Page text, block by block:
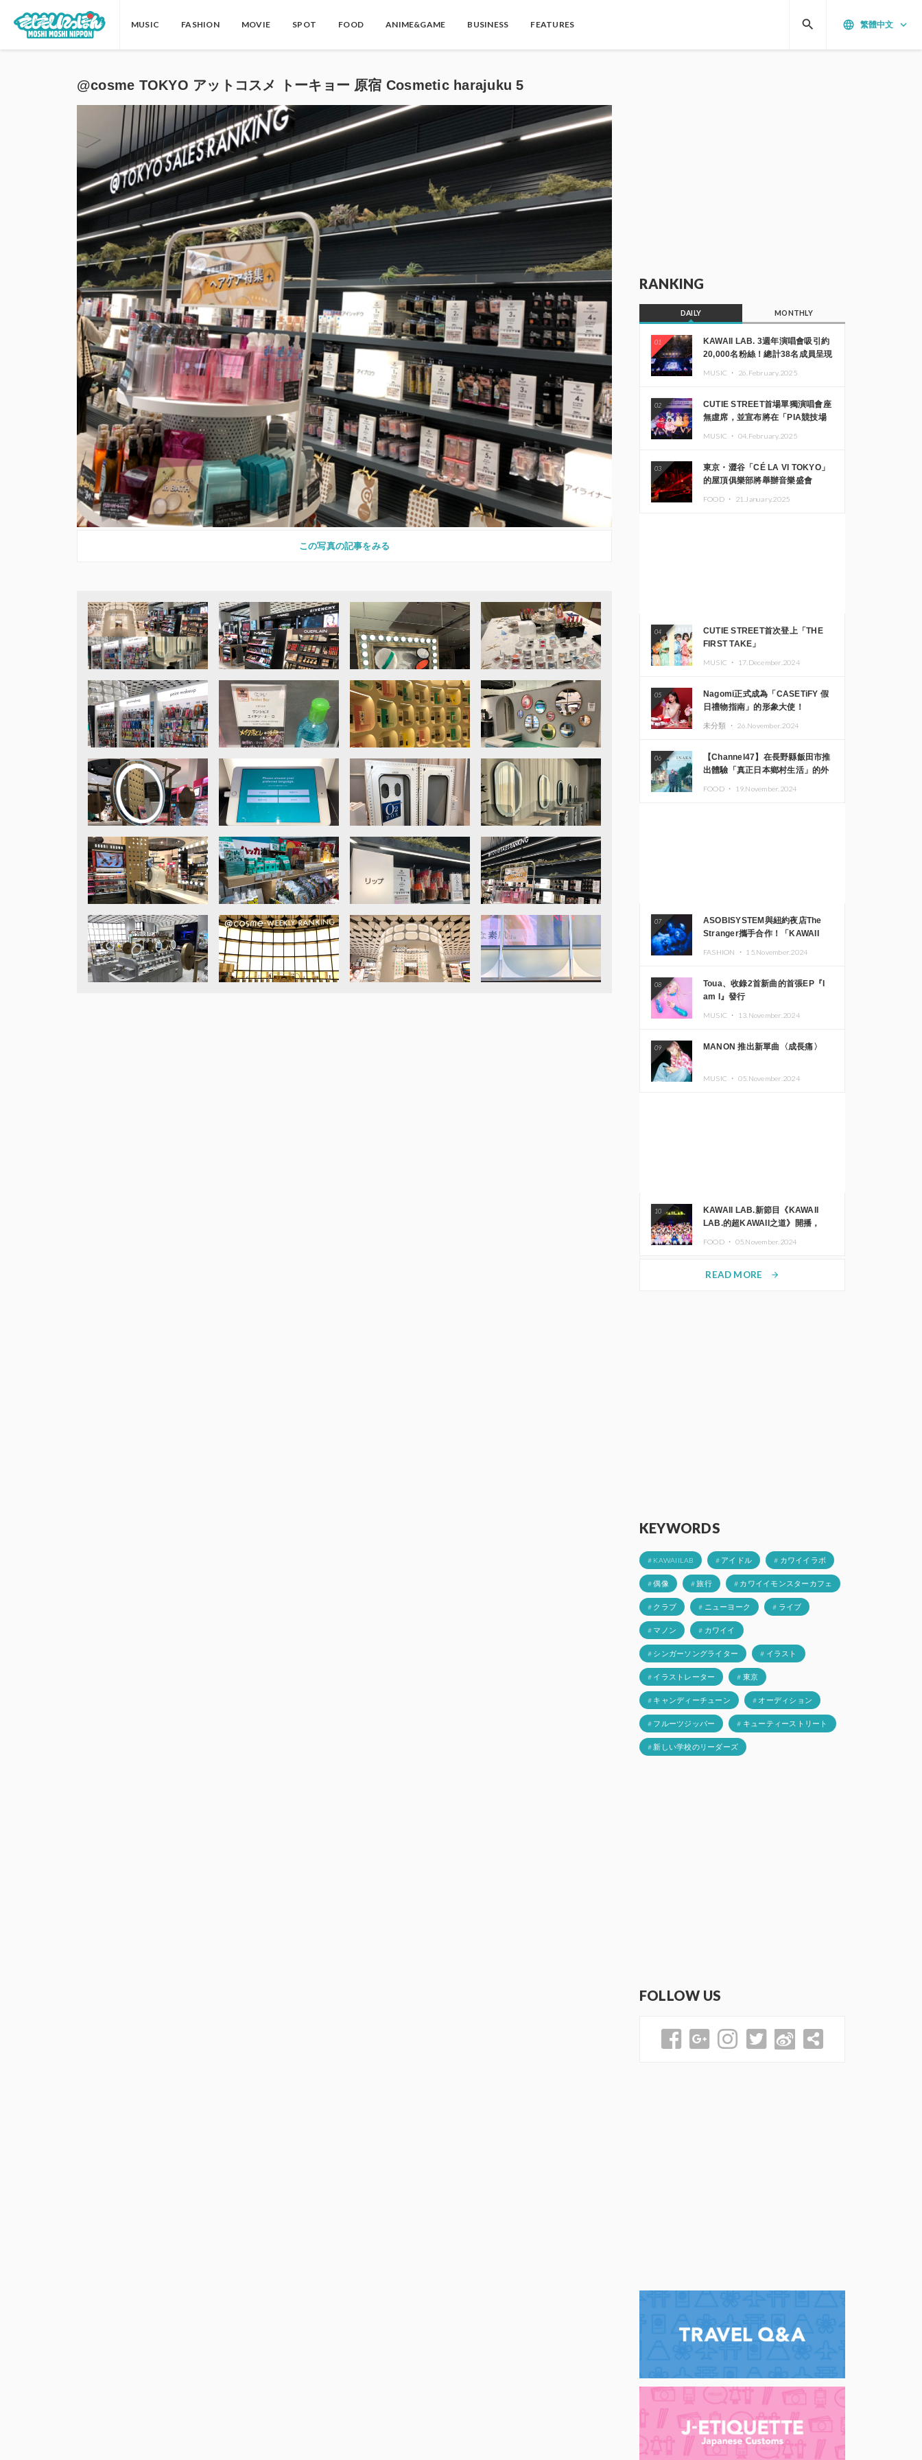
MUSIC FASHION MOVIE SPOT FOOD ANIME&GAME BUSINESS FEATURES language 繁體中文 keyboard_arrow_down
search
@cosme TOKYO アットコスメ トーキョー 原宿 Cosmetic harajuku 5
この写真の記事をみる
RANKING
DAILY MONTHLY
01
KAWAII LAB. 3週年演唱會吸引約
20,000名粉絲！總計38名成員呈現
MUSIC ・ 26.February.2025
02
CUTIE STREET首場單獨演唱會座
無虛席，並宣布將在「PIA競技場
MUSIC ・ 04.February.2025
03
東京・澀谷「CÉ LA VI TOKYO」
的屋頂俱樂部將舉辦音樂盛會
FOOD ・ 21.January.2025
04
CUTIE STREET首次登上「THE
FIRST TAKE」
MUSIC ・ 17.December.2024
05
Nagomi正式成為「CASETiFY 假
日禮物指南」的形象大使！
未分類 ・ 26.November.2024
06
【Channel47】在長野縣飯田市推
出體驗「真正日本鄉村生活」的外
FOOD ・ 19.November.2024
07
ASOBISYSTEM與紐約夜店The
Stranger攜手合作！「KAWAII
FASHION ・ 15.November.2024
08
Toua、收錄2首新曲的首張EP『I
am I』發行
MUSIC ・ 13.November.2024
09 MANON 推出新單曲〈成長痛〉
MUSIC ・ 05.November.2024
10
KAWAII LAB.新節目《KAWAII
LAB.的超KAWAII之道》開播，
FOOD ・ 05.November.2024
READ MORE arrow_forward
KEYWORDS
# KAWAIILAB # アイドル # カワイイラボ
# 偶像 # 旅行 # カワイイモンスターカフェ
# クラブ # ニューヨーク # ライブ
# マノン # カワイイ
# シンガーソングライター # イラスト
# イラストレーター # 東京
# キャンディーチューン # オーディション
# フルーツジッパー # キューティーストリート
# 新しい学校のリーダーズ
FOLLOW US